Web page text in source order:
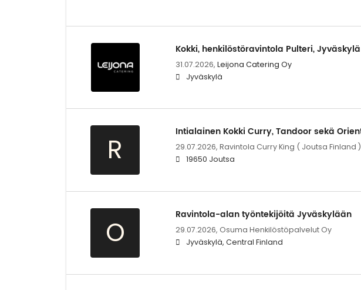
Kokki, henkilöstöravintola Pulteri, Jyväskylä
31.07.2026, Leijona Catering Oy
Jyväskylä
R
Intialainen Kokki Curry, Tandoor sekä
29.07.2026, Ravintola Curry King ( Joutsa Finland )
19650 Joutsa
O
Ravintola-alan työntekijöitä Jyväskylään
29.07.2026, Osuma Henkilöstöpalvelut Oy
Jyväskylä, Central Finland